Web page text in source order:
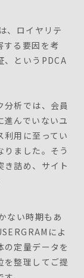
、ロイヤリテ
する要因を考
、というPDCA
析では、会員
んでいないユ
用に至ってい
ました。そう
き詰め、サイト
ない時期もあ
によ
定量データを
を整理してご提